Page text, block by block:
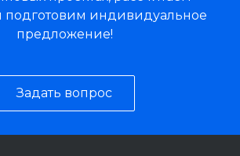
подготовим индивидуальное
предложение!
Задать вопрос